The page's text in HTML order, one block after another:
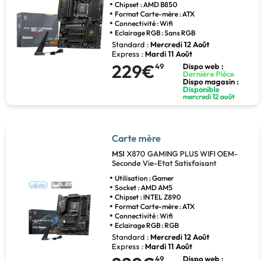
Chipset : AMD B850
Format Carte-mère : ATX
Connectivité : Wifi
Eclairage RGB : Sans RGB
Standard : Mercredi 12 Août
Express : Mardi 11 Août
229€49
Dispo web :
Dernière Pièce
Dispo magasin :
Disponible
mercredi 12 août
Carte mère
MSI X870 GAMING PLUS WIFI OEM-
Seconde Vie-Etat Satisfaisant
Utilisation : Gamer
Socket : AMD AM5
Chipset : INTEL Z890
Format Carte-mère : ATX
Connectivité : Wifi
Eclairage RGB : RGB
Standard : Mercredi 12 Août
Express : Mardi 11 Août
49
Dispo web :